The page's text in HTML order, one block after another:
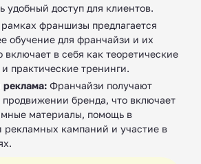
удобный доступ для клиентов.
франшизы предлагается
обучение для франчайзи и их
включает в себя как теоретические
и практические тренинги.
реклама: Франчайзи получают
продвижении бренда, что включает
материалы, помощь в
рекламных кампаний и участие в